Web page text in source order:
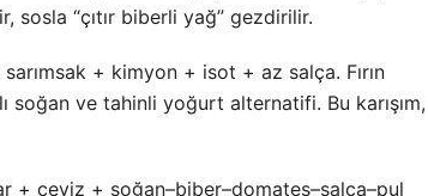
sosla “çıtır biberli yağ” gezdirilir.
+ kimyon + isot + az salça. Fırın
ve tahinli yoğurt alternatifi. Bu karışım,
+ ceviz + soğan–biber–domates–salça–pul